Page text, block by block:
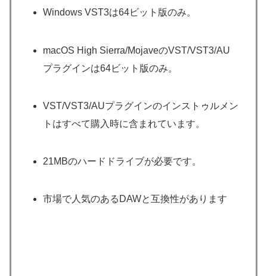
Windows VST3は64ビット版のみ。
macOS High Sierra/MojaveのVST/VST3/AU
プラグインは64ビット版のみ。
VST/VST3/AUプラグインのインストゥルメン
トはすべて購入時に含まれています。
21MBのハードドライブが必要です。
市場で人気のあるDAWと互換性があります